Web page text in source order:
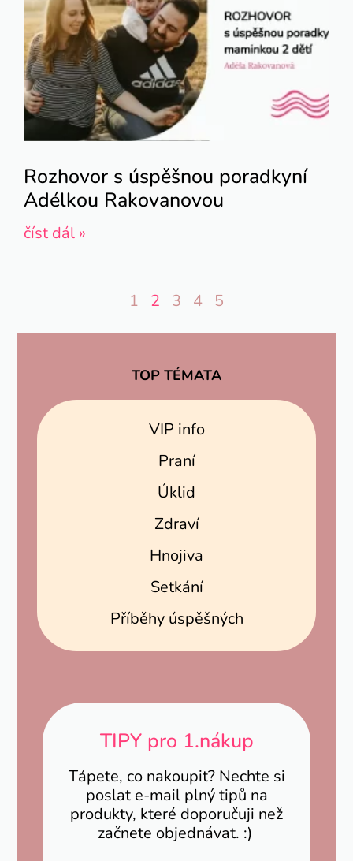
Rozhovor s úspěšnou poradkyní
Adélkou Rakovanovou
číst dál »
1 2 3 4 5
TOP TÉMATA
VIP info
Praní
Úklid
Zdraví
Hnojiva
Setkání
Příběhy úspěšných
TIPY pro 1.nákup
Tápete, co nakoupit? Nechte si
poslat e-mail plný tipů na
produkty, které doporučuji než
začnete objednávat. :)